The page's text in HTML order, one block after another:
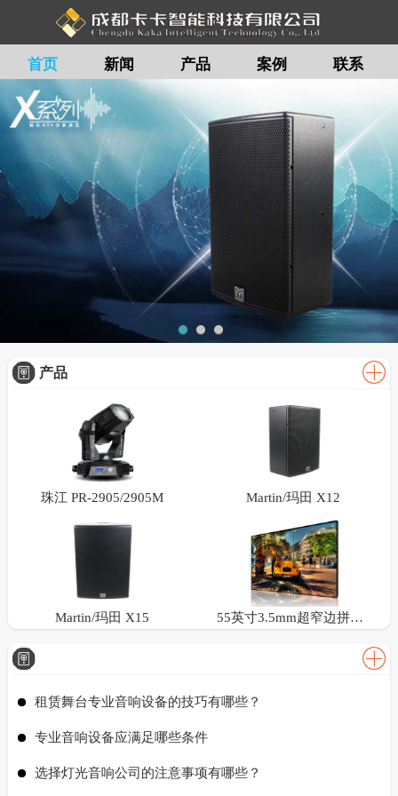
首页 新闻 产品 案例 联系
留言
产品
珠江 PR-2905/2905M Martin/玛田 X12
Martin/玛田 X15 55英寸3.5mm超窄边拼接屏
租赁舞台专业音响设备的技巧有哪些？
专业音响设备应满足哪些条件
选择灯光音响公司的注意事项有哪些？